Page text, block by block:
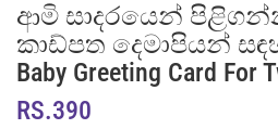
ආමි සාදරයෙන්
කාඩ්පත දෙමාපියන්
Baby Greeting Card For
RS.390